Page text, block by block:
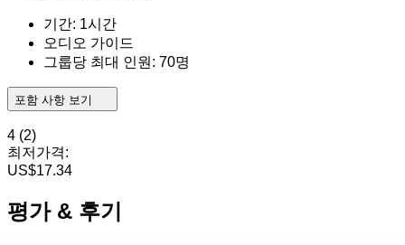
기간: 1시간
오디오 가이드
그룹당 최대 인원: 70명
포함 사항 보기
4 (2)
최저가격:
US$17.34
평가 & 후기